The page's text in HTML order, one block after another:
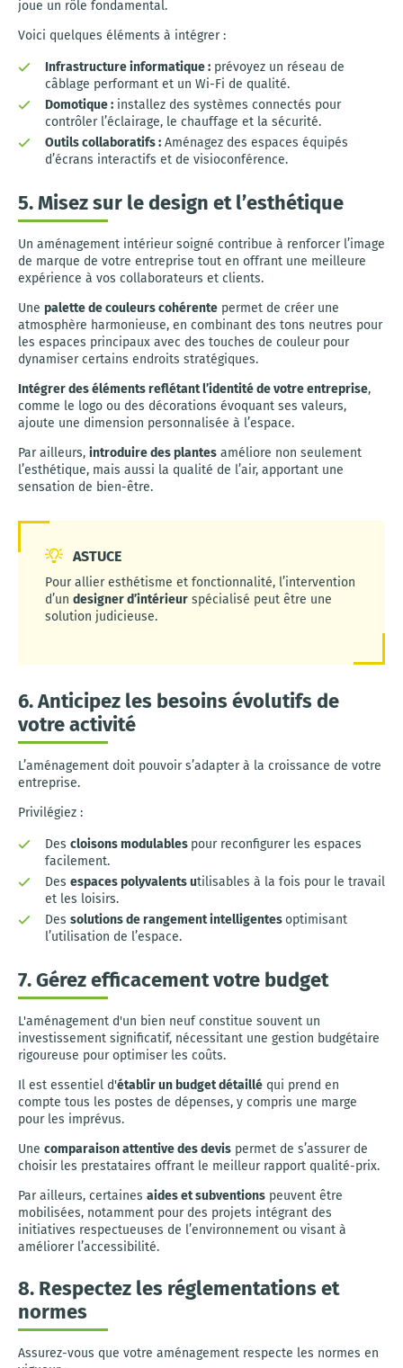
joue un rôle fondamental.
Voici quelques éléments à intégrer :
Infrastructure informatique : prévoyez un réseau de
câblage performant et un Wi-Fi de qualité.
Domotique : installez des systèmes connectés pour
contrôler l’éclairage, le chauffage et la sécurité.
Outils collaboratifs : Aménagez des espaces équipés
d’écrans interactifs et de visioconférence.
5. Misez sur le design et l’esthétique
Un aménagement intérieur soigné contribue à renforcer l’image
de marque de votre entreprise tout en offrant une meilleure
expérience à vos collaborateurs et clients.
Une palette de couleurs cohérente permet de créer une
atmosphère harmonieuse, en combinant des tons neutres pour
les espaces principaux avec des touches de couleur pour
dynamiser certains endroits stratégiques.
Intégrer des éléments reflétant l’identité de votre entreprise,
comme le logo ou des décorations évoquant ses valeurs,
ajoute une dimension personnalisée à l’espace.
Par ailleurs, introduire des plantes améliore non seulement
l’esthétique, mais aussi la qualité de l’air, apportant une
sensation de bien-être.
ASTUCE
Pour allier esthétisme et fonctionnalité, l’intervention
d’un designer d’intérieur spécialisé peut être une
solution judicieuse.
6. Anticipez les besoins évolutifs de
votre activité
L’aménagement doit pouvoir s’adapter à la croissance de votre
entreprise.
Privilégiez :
Des cloisons modulables pour reconfigurer les espaces
facilement.
Des espaces polyvalents utilisables à la fois pour le travail
et les loisirs.
Des solutions de rangement intelligentesoptimisant
l’utilisation de l’espace.
7. Gérez efficacement votre budget
L'aménagement d'un bien neuf constitue souvent un
investissement significatif, nécessitant une gestion budgétaire
rigoureuse pour optimiser les coûts.
Il est essentiel d'établir un budget détaillé qui prend en
compte tous les postes de dépenses, y compris une marge
pour les imprévus.
Une comparaison attentive des devis permet de s’assurer de
choisir les prestataires offrant le meilleur rapport qualité-prix.
Par ailleurs, certaines aides et subventions peuvent être
mobilisées, notamment pour des projets intégrant des
initiatives respectueuses de l’environnement ou visant à
améliorer l’accessibilité.
8. Respectez les réglementations et
normes
Assurez-vous que votre aménagement respecte les normes en